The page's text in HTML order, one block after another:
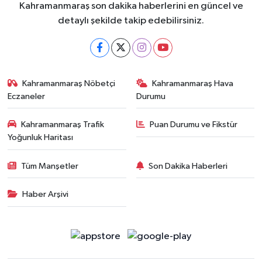
Kahramanmaraş son dakika haberlerini en güncel ve
detaylı şekilde takip edebilirsiniz.
Kahramanmaraş Nöbetçi
Eczaneler
Kahramanmaraş Hava
Durumu
Kahramanmaraş Trafik
Yoğunluk Haritası
Puan Durumu ve Fikstür
Tüm Manşetler Son Dakika Haberleri
Haber Arşivi